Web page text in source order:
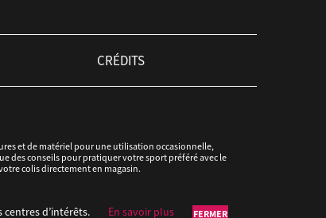
CRÉDITS
et de matériel pour une utilisation occasionnelle,
des conseils pour pratiquer votre sport préféré avec le
colis directement en magasin.
d’intérêts. En savoir plus FERMER